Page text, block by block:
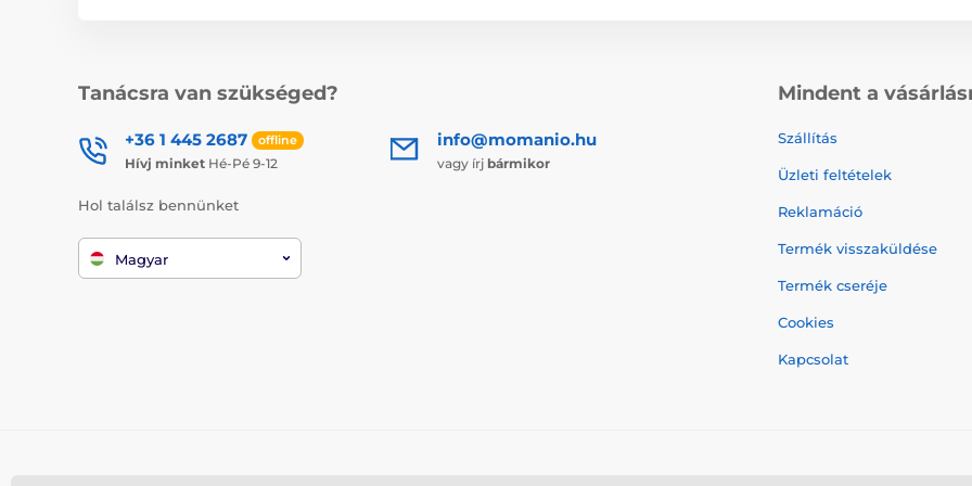
Tanácsra van szükséged?
+36 1 445 2687 offline
Hívj minket Hé-Pé 9-12
info@momanio.hu
vagy írj bármikor
Hol találsz bennünket
Magyar
Mindent a
Szállítás
Üzleti feltételek
Reklamáció
Termék visszaküldése
Termék cseréje
Cookies
Kapcsolat